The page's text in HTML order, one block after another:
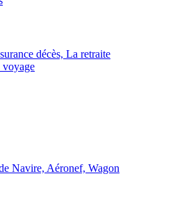
décès, La retraite
voyage
Navire, Aéronef, Wagon